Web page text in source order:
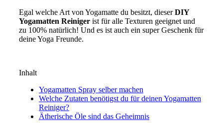
Egal welche Art von Yogamatte du besitzt, dieserDIY
Yogamatten Reiniger ist für alle Texturen geeignet und
zu 100% natürlich! Und es ist auch ein super Geschenk für
deine Yoga Freunde.
Inhalt
Yogamatten Spray selber machen
Welche Zutaten benötigst du für deinen Yogamatten
Reiniger?
Ätherische Öle sind das Geheimnis